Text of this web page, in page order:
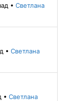
• Светлана
• Светлана
• Светлана